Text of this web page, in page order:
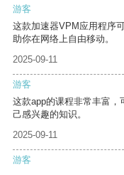
游客
这款加速器VPM应用程序
助你在网络上自由移动。
2025-09-11
游客
这款app的课程非常丰富，
己感兴趣的知识。
2025-09-11
游客